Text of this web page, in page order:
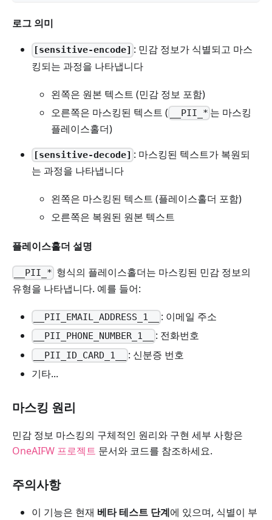
로그 의미
[sensitive-encode] : 민감 정보가 식별되고 마스
킹되는 과정을 나타냅니다
왼쪽은 원본 텍스트 (민감 정보 포함)
오른쪽은 마스킹된 텍스트 (
__PII_* 는 마스킹
플레이스홀더)
[sensitive-decode] : 마스킹된 텍스트가 복원되
는 과정을 나타냅니다
왼쪽은 마스킹된 텍스트 (플레이스홀더 포함)
오른쪽은 복원된 원본 텍스트
플레이스홀더 설명
__PII_* 형식의 플레이스홀더는 마스킹된 민감 정보의
유형을 나타냅니다. 예를 들어:
__PII_EMAIL_ADDRESS_1__ : 이메일 주소
__PII_PHONE_NUMBER_1__ : 전화번호
__PII_ID_CARD_1__
: 신분증 번호
기타...
마스킹 원리
민감 정보 마스킹의 구체적인 원리와 구현 세부 사항은
OneAIFW 프로젝트 문서와 코드를 참조하세요.
주의사항
이 기능은 현재 베타 테스트 단계에 있으며, 식별이 부